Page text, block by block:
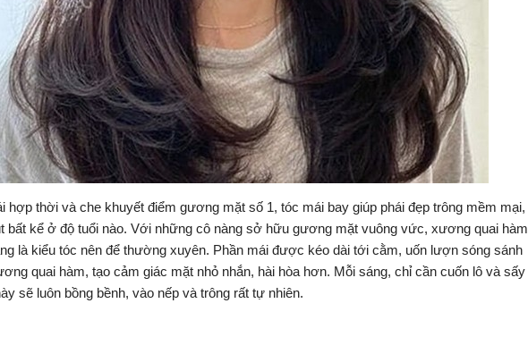
hợp thời và che khuyết điểm gương mặt số 1, tóc mái bay giúp phái đẹp trông mềm mại,
bất kể ở độ tuổi nào. Với những cô nàng sở hữu gương mặt vuông vức, xương quai hàm
là kiểu tóc nên để thường xuyên. Phần mái được kéo dài tới cằm, uốn lượn sóng sánh
quai hàm, tạo cảm giác mặt nhỏ nhắn, hài hòa hơn. Mỗi sáng, chỉ cần cuốn lô và sấy
sẽ luôn bồng bềnh, vào nếp và trông rất tự nhiên.